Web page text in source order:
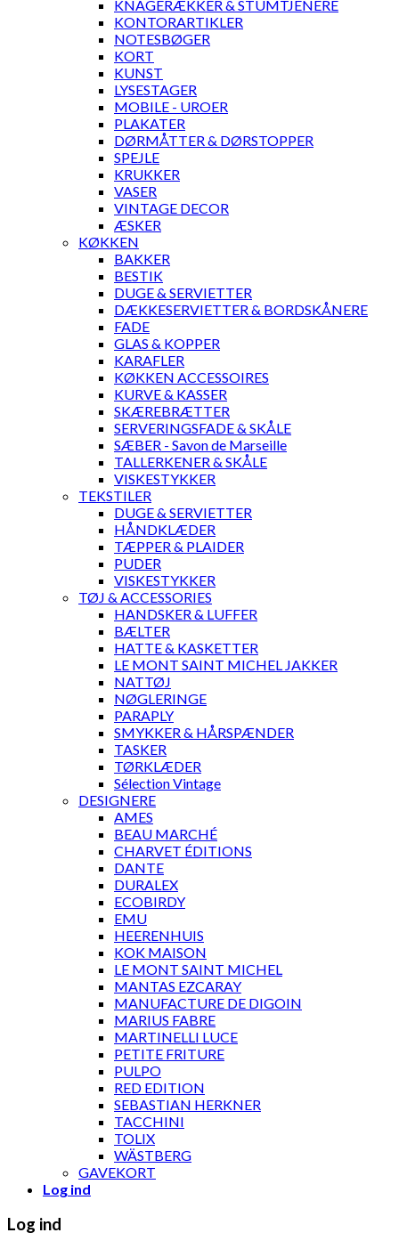
KNAGERÆKKER & STUMTJENERE
KONTORARTIKLER
NOTESBØGER
KORT
KUNST
LYSESTAGER
MOBILE - UROER
PLAKATER
DØRMÅTTER & DØRSTOPPER
SPEJLE
KRUKKER
VASER
VINTAGE DECOR
ÆSKER
KØKKEN
BAKKER
BESTIK
DUGE & SERVIETTER
DÆKKESERVIETTER & BORDSKÅNERE
FADE
GLAS & KOPPER
KARAFLER
KØKKEN ACCESSOIRES
KURVE & KASSER
SKÆREBRÆTTER
SERVERINGSFADE & SKÅLE
SÆBER - Savon de Marseille
TALLERKENER & SKÅLE
VISKESTYKKER
TEKSTILER
DUGE & SERVIETTER
HÅNDKLÆDER
TÆPPER & PLAIDER
PUDER
VISKESTYKKER
TØJ & ACCESSORIES
HANDSKER & LUFFER
BÆLTER
HATTE & KASKETTER
LE MONT SAINT MICHEL JAKKER
NATTØJ
NØGLERINGE
PARAPLY
SMYKKER & HÅRSPÆNDER
TASKER
TØRKLÆDER
Sélection Vintage
DESIGNERE
AMES
BEAU MARCHÉ
CHARVET ÉDITIONS
DANTE
DURALEX
ECOBIRDY
EMU
HEERENHUIS
KOK MAISON
LE MONT SAINT MICHEL
MANTAS EZCARAY
MANUFACTURE DE DIGOIN
MARIUS FABRE
MARTINELLI LUCE
PETITE FRITURE
PULPO
RED EDITION
SEBASTIAN HERKNER
TACCHINI
TOLIX
WÄSTBERG
GAVEKORT
Log ind
Log ind